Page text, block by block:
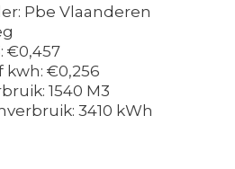
Pbe Vlaanderen
€0,457
€0,256
1540 M3
3410 kWh